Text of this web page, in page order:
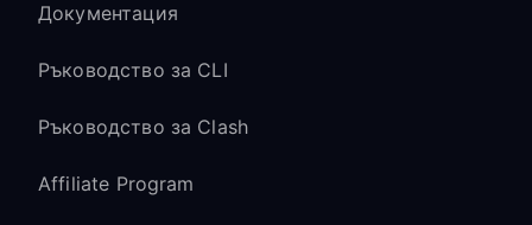
Документация
Ръководство за CLI
Ръководство за Clash
Affiliate Program